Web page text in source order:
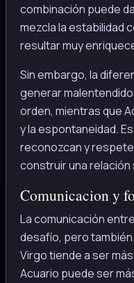
combinación puede
mezcla la estabilidad
resultar muy
Sin embargo, la
generar
orden, mientras que
y la espontaneidad.
reconozcan y
construir una relación
Comunicacion y
La comunicación
desafío, pero
Virgo tiende a ser
Acuario puede ser